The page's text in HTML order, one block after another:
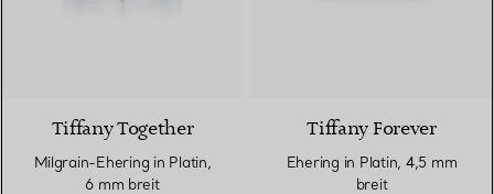
Tiffany Together
Milgrain-Ehering in Platin,
6 mm breit
Tiffany Forever
Ehering in Platin, 4,5 mm
breit